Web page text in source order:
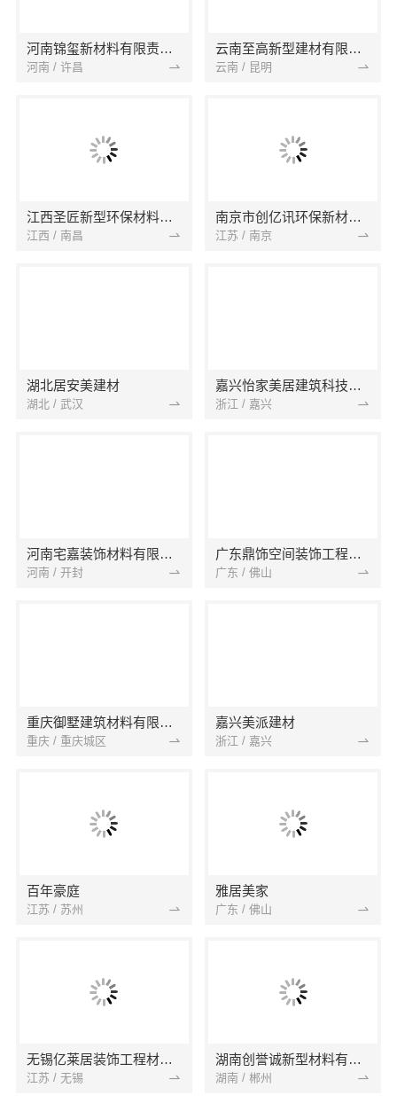
河南锦玺新材料有限责任公司
河南 / 许昌
云南至高新型建材有限公司
云南 / 昆明
江西圣匠新型环保材料有限公司
江西 / 南昌
南京市创亿讯环保新材料有限公司
江苏 / 南京
湖北居安美建材
湖北 / 武汉
嘉兴怡家美居建筑科技有限公司
浙江 / 嘉兴
河南宅嘉装饰材料有限公司
河南 / 开封
广东鼎饰空间装饰工程有限公司
广东 / 佛山
重庆御墅建筑材料有限公司
重庆 / 重庆城区
嘉兴美派建材
浙江 / 嘉兴
百年豪庭
江苏 / 苏州
雅居美家
广东 / 佛山
无锡亿莱居装饰工程材料有限公司
江苏 / 无锡
湖南创誉诚新型材料有限公司
湖南 / 郴州